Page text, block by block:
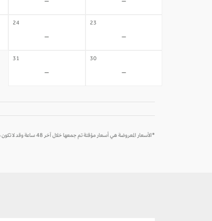
23
-
24
-
30
-
31
-
*الأسعار المعروضة هي أسعار مؤقتة تم جمعها خلال آخر 48 ساعة وقد لا تكون متاحة وقت الحجز